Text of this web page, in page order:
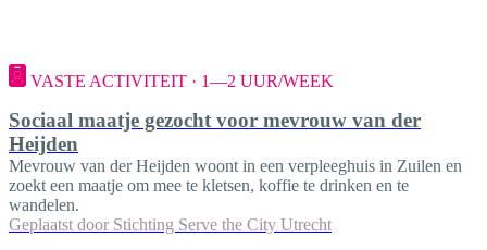
VASTE ACTIVITEIT · 1—2 UUR/WEEK
Sociaal maatje gezocht voor mevrouw van der
Heijden
Mevrouw van der Heijden woont in een verpleeghuis in Zuilen en
zoekt een maatje om mee te kletsen, koffie te drinken en te
wandelen.
Geplaatst door Stichting Serve the City Utrecht